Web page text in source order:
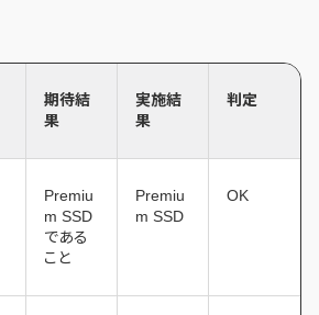
期待結
果
実施結
果
判定
Premiu
m SSD
である
こと
Premiu
m SSD
OK